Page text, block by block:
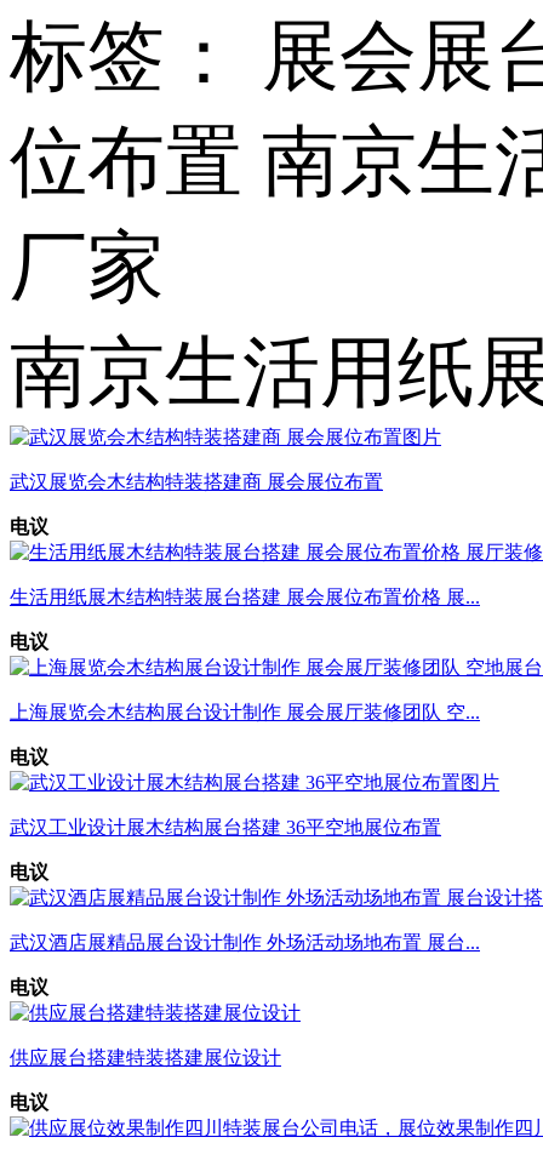
标签： 展会展
位布置 南京生
厂家
南京生活用纸
武汉展览会木结构特装搭建商 展会展位布置
电议
生活用纸展木结构特装展台搭建 展会展位布置价格 展...
电议
上海展览会木结构展台设计制作 展会展厅装修团队 空...
电议
武汉工业设计展木结构展台搭建 36平空地展位布置
电议
武汉酒店展精品展台设计制作 外场活动场地布置 展台...
电议
供应展台搭建特装搭建展位设计
电议